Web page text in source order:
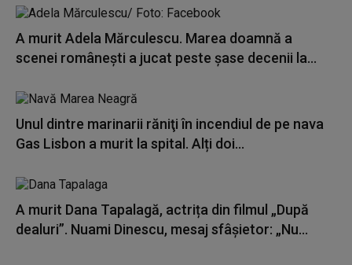
A murit Adela Mărculescu. Marea doamnă a
scenei românești a jucat peste șase decenii la...
Unul dintre marinarii răniţi în incendiul de pe nava
Gas Lisbon a murit la spital. Alți doi...
A murit Dana Tapalagă, actrița din filmul „După
dealuri”. Nuami Dinescu, mesaj sfâșietor: „Nu...